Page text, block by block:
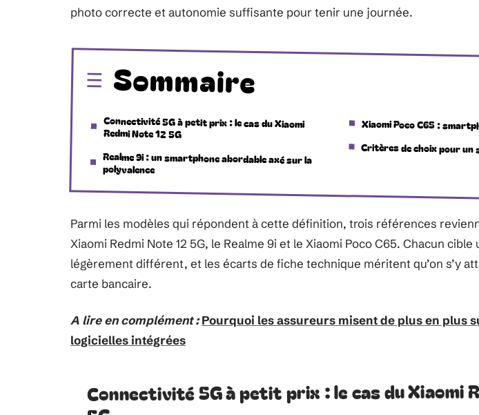
photo correcte et autonomie suffisante pour tenir une journée.
Sommaire
Connectivité 5G à petit prix : le cas du Xiaomi
Redmi Note 12 5G
Realme 9i : un smartphone abordable axé sur la
polyvalence
Xiaomi Poco C65 :
Critères de choix pour
Parmi les modèles qui répondent à cette définition, trois références
Xiaomi Redmi Note 12 5G, le Realme 9i et le Xiaomi Poco C65. Chacun
légèrement différent, et les écarts de fiche technique méritent qu’on s’y
carte bancaire.
A lire en complément : Pourquoi les assureurs misent de plus en plus
logicielles intégrées
Connectivité 5G à petit prix : le cas du Xiaomi